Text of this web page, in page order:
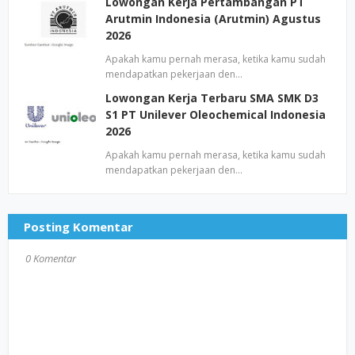
Arutmin Indonesia (Arutmin) Agustus
2026
Apakah kamu pernah merasa, ketika kamu sudah
mendapatkan pekerjaan den…
Lowongan Kerja Terbaru SMA SMK D3
S1 PT Unilever Oleochemical Indonesia
2026
Apakah kamu pernah merasa, ketika kamu sudah
mendapatkan pekerjaan den…
Posting Komentar
0 Komentar